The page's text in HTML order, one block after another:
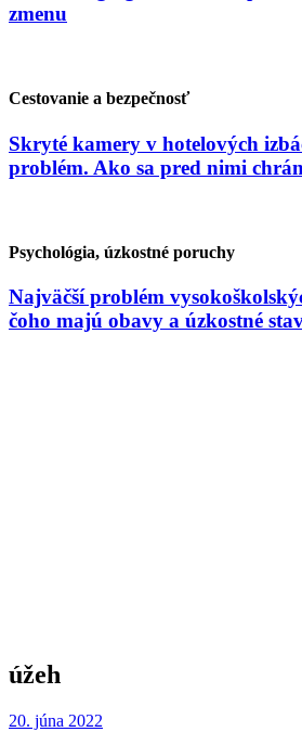
zmenu
Cestovanie a bezpečnosť
Skryté kamery v hotelových
problém. Ako sa pred nimi
Psychológia, úzkostné poruchy
Najväčší problém
čoho majú obavy a úzkostné
úžeh
20. júna 2022